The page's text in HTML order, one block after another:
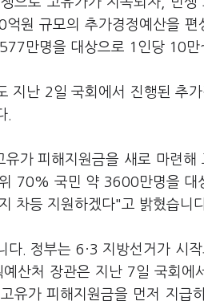
원 규모의 추가경정예산을
만명을 대상으로 1인당 10만
지난 2일 국회에서 진행된 추
.
유가 피해지원금을 새로 마련
70% 국민 약 3600만명을 대
차등 지원하겠다"고 밝혔습니
다. 정부는 6·3 지방선거가 시
예산처 장관은 지난 7일 국회에
유가 피해지원금을 먼저 지급